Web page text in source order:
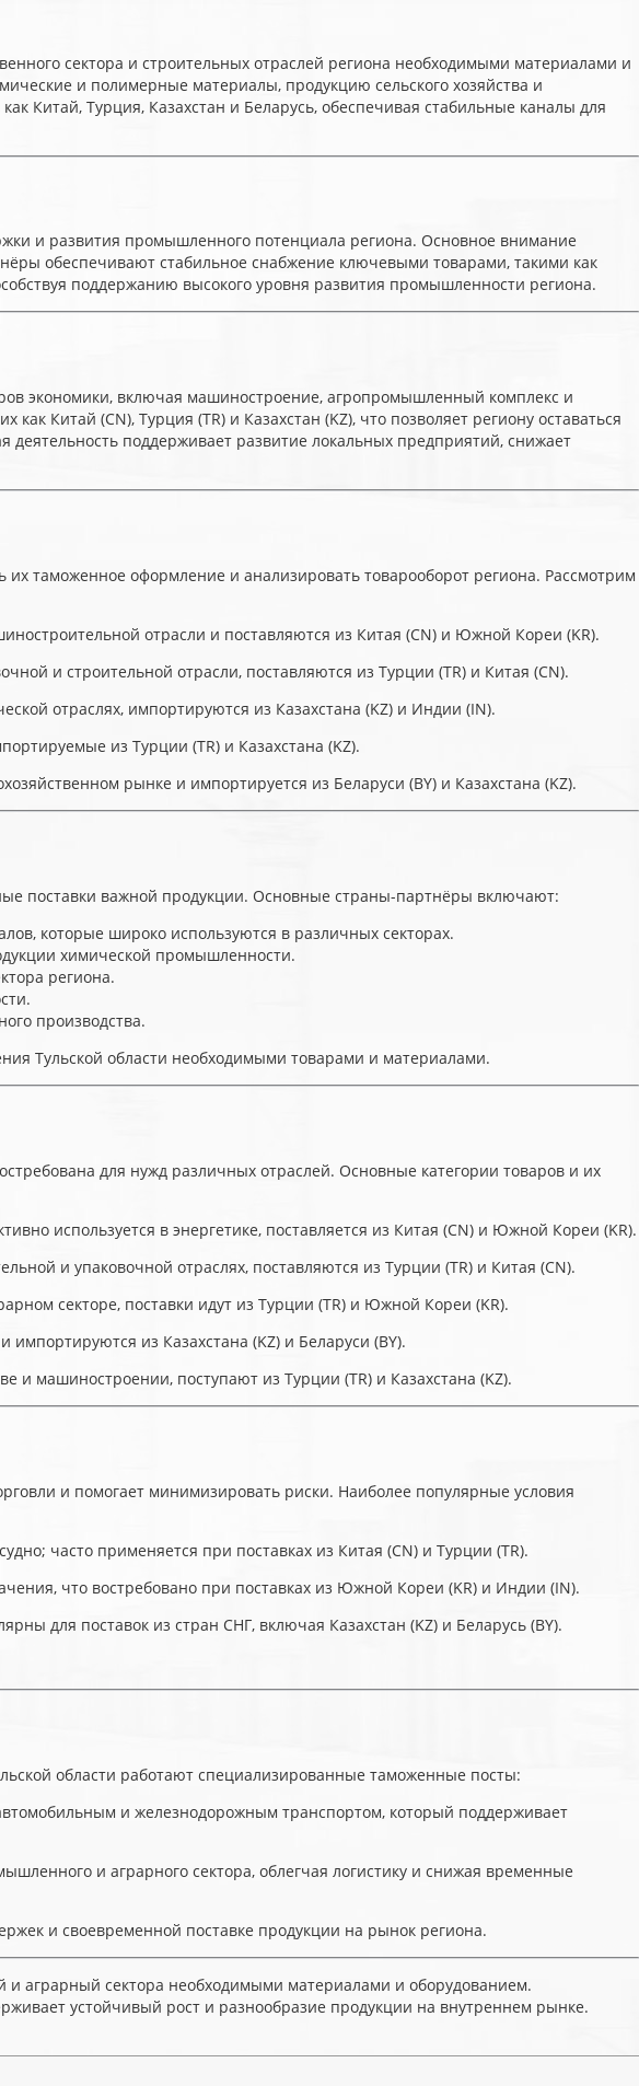
сектора и строительных отраслей региона необходимыми материалами и
и полимерные материалы, продукцию сельского хозяйства и
Китай, Турция, Казахстан и Беларусь, обеспечивая стабильные каналы для
и развития промышленного потенциала региона. Основное внимание
обеспечивают стабильное снабжение ключевыми товарами, такими как
поддержанию высокого уровня развития промышленности региона.
экономики, включая машиностроение, агропромышленный комплекс и
Китай (CN), Турция (TR) и Казахстан (KZ), что позволяет региону оставаться
поддерживает развитие локальных предприятий, снижает
таможенное оформление и анализировать товарооборот региона. Рассмотрим
отрасли и поставляются из Китая (CN) и Южной Кореи (KR).
и строительной отрасли, поставляются из Турции (TR) и Китая (CN).
отраслях, импортируются из Казахстана (KZ) и Индии (IN).
из Турции (TR) и Казахстана (KZ).
рынке и импортируется из Беларуси (BY) и Казахстана (KZ).
поставки важной продукции. Основные страны-партнёры включают:
которые широко используются в различных секторах.
химической промышленности.
региона.
производства.
Тульской области необходимыми товарами и материалами.
для нужд различных отраслей. Основные категории товаров и их
используется в энергетике, поставляется из Китая (CN) и Южной Кореи (KR).
и упаковочной отраслях, поставляются из Турции (TR) и Китая (CN).
секторе, поставки идут из Турции (TR) и Южной Кореи (KR).
из Казахстана (KZ) и Беларуси (BY).
машиностроении, поступают из Турции (TR) и Казахстана (KZ).
и помогает минимизировать риски. Наиболее популярные условия
часто применяется при поставках из Китая (CN) и Турции (TR).
что востребовано при поставках из Южной Кореи (KR) и Индии (IN).
для поставок из стран СНГ, включая Казахстан (KZ) и Беларусь (BY).
области работают специализированные таможенные посты:
и железнодорожным транспортом, который поддерживает
и аграрного сектора, облегчая логистику и снижая временные
и своевременной поставке продукции на рынок региона.
аграрный сектора необходимыми материалами и оборудованием.
устойчивый рост и разнообразие продукции на внутреннем рынке.